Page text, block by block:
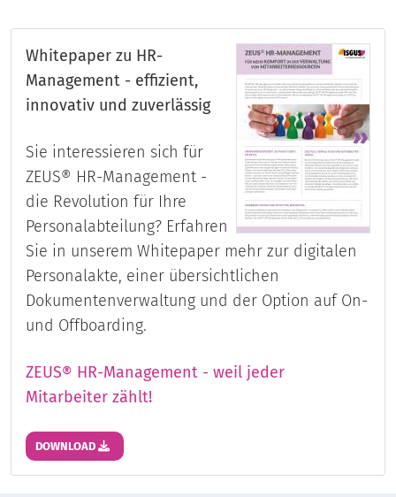
Whitepaper zu HR-
Management - effizient,
innovativ und zuverlässig
Sie interessieren sich für
ZEUS® HR-Management -
die Revolution für Ihre
Personalabteilung? Erfahren
Sie in unserem Whitepaper mehr zur digitalen
Personalakte, einer übersichtlichen
Dokumentenverwaltung und der Option auf On-
und Offboarding.
ZEUS® HR-Management - weil jeder
Mitarbeiter zählt!
DOWNLOAD